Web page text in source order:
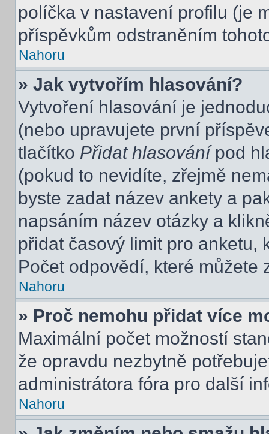
políčka v nastavení profilu (je
příspěvkům odstraněním
Nahoru
» Jak vytvořím hlasování?
Vytvoření hlasování je
(nebo upravujete první
tlačítko Přidat hlasovánípod
(pokud to nevidíte, zřejmě
byste zadat název ankety a
napsáním název otázky a
přidat časový limit pro anketu,
Počet odpovědí, které můžete
Nahoru
» Proč nemohu přidat více
Maximální počet možností
že opravdu nezbytně
administrátora fóra pro další
Nahoru